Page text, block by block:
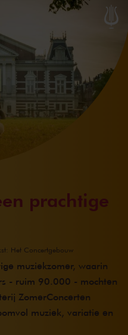
prachtige
Het Concertgebouw
muziekzomer, waarin
- ruim 90.000 - mochten
ZomerConcerten
muziek, variatie en